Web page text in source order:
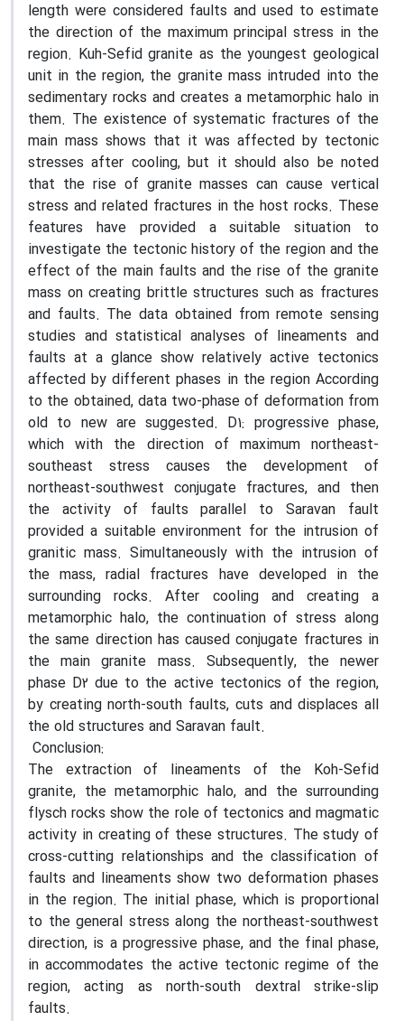
length were considered faults and used to estimate
the direction of the maximum principal stress in the
region. Kuh-Sefid granite as the youngest geological
unit in the region, the granite mass intruded into the
sedimentary rocks and creates a metamorphic halo in
them. The existence of systematic fractures of the
main mass shows that it was affected by tectonic
stresses after cooling, but it should also be noted
that the rise of granite masses can cause vertical
stress and related fractures in the host rocks. These
features have provided a suitable situation to
investigate the tectonic history of the region and the
effect of the main faults and the rise of the granite
mass on creating brittle structures such as fractures
and faults. The data obtained from remote sensing
studies and statistical analyses of lineaments and
faults at a glance show relatively active tectonics
affected by different phases in the region According
to the obtained, data two-phase of deformation from
old to new are suggested. D1: progressive phase,
which with the direction of maximum northeast-
southeast stress causes the development of
northeast-southwest conjugate fractures, and then
the activity of faults parallel to Saravan fault
provided a suitable environment for the intrusion of
granitic mass. Simultaneously with the intrusion of
the mass, radial fractures have developed in the
surrounding rocks. After cooling and creating a
metamorphic halo, the continuation of stress along
the same direction has caused conjugate fractures in
the main granite mass. Subsequently, the newer
phase D2 due to the active tectonics of the region,
by creating north-south faults, cuts and displaces all
the old structures and Saravan fault.
Conclusion:
The extraction of lineaments of the Koh-Sefid
granite, the metamorphic halo, and the surrounding
flysch rocks show the role of tectonics and magmatic
activity in creating of these structures. The study of
cross-cutting relationships and the classification of
faults and lineaments show two deformation phases
in the region. The initial phase, which is proportional
to the general stress along the northeast-southwest
direction, is a progressive phase, and the final phase,
in accommodates the active tectonic regime of the
region, acting as north-south dextral strike-slip
faults.